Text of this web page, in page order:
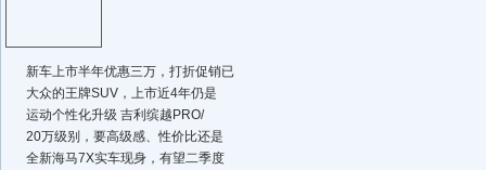
新车上市半年优惠三万，打折促销已
大众的王牌SUV，上市近4年仍是
运动个性化升级 吉利缤越PRO/
20万级别，要高级感、性价比还是
全新海马7X实车现身，有望二季度